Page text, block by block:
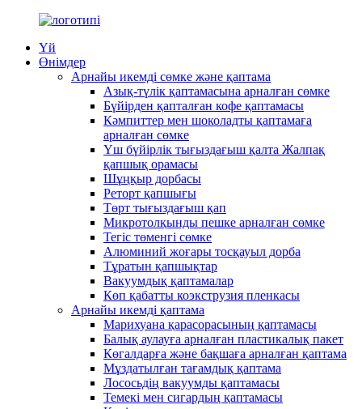
Үй
Өнімдер
Арнайы икемді сөмке және қаптама
Азық-түлік қаптамасына арналған сөмке
Бүйірден қапталған кофе қаптамасы
Кәмпиттер мен шоколадты қаптамаға
арналған сөмке
Үш бүйірлік тығыздағыш қалта Жалпақ
қапшық орамасы
Шұңқыр дорбасы
Реторт қапшығы
Төрт тығыздағыш қап
Микротолқынды пешке арналған сөмке
Тегіс төменгі сөмке
Алюминий жоғары тосқауыл дорба
Тұратын қапшықтар
Вакуумдық қаптамалар
Көп қабатты коэкструзия пленкасы
Арнайы икемді қаптама
Марихуана қарасорасының қаптамасы
Балық аулауға арналған пластикалық пакет
Көгалдарға және бақшаға арналған қаптама
Мұздатылған тағамдық қаптама
Лососьдің вакуумды қаптамасы
Темекі мен сигардың қаптамасы